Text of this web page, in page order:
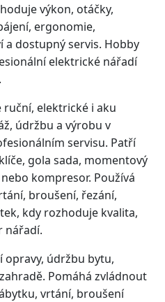
výkon, otáčky,
ergonomie,
a dostupný servis. Hobby
elektrické nářadí
elektrické i aku
údržbu a výrobu v
servisu. Patří
gola sada, momentový
kompresor. Používá
broušení, řezání,
kdy rozhoduje kvalita,
nářadí.
opravy, údržbu bytu,
Pomáhá zvládnout
vrtání, broušení